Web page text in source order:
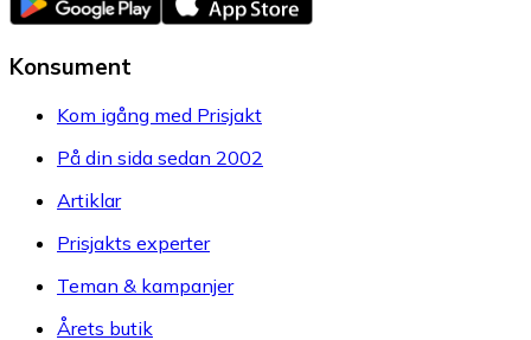
Konsument
Kom igång med Prisjakt
På din sida sedan 2002
Artiklar
Prisjakts experter
Teman & kampanjer
Årets butik